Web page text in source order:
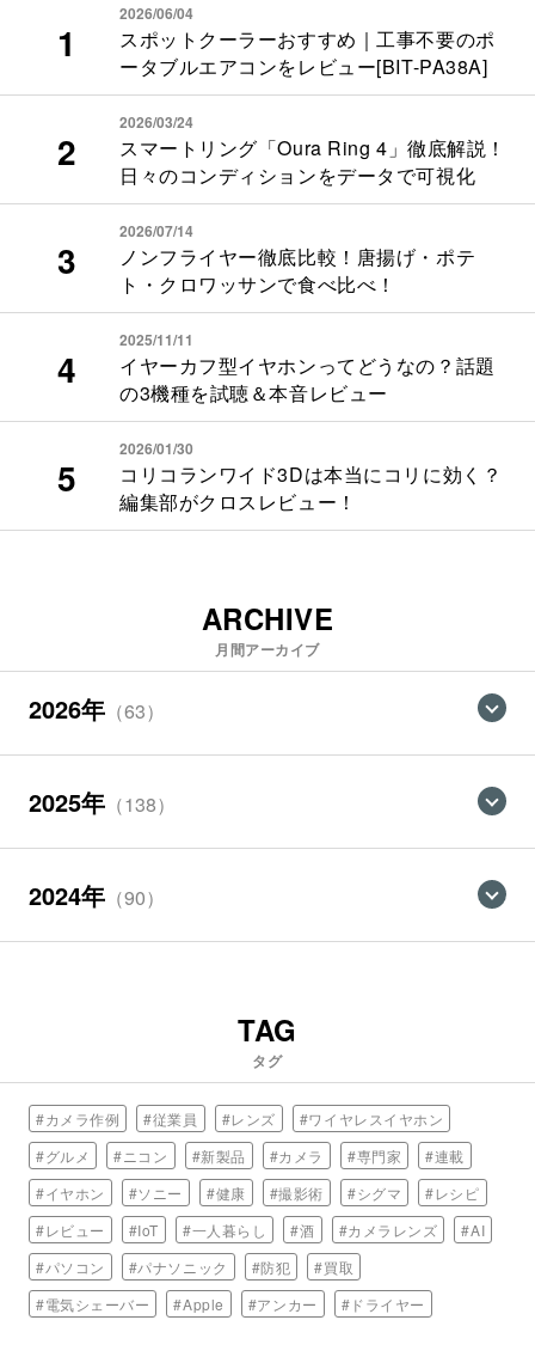
2026/06/04
スポットクーラーおすすめ｜工事不要のポ
ータブルエアコンをレビュー[BIT-PA38A]
2026/03/24
スマートリング「Oura Ring 4」徹底解説！
日々のコンディションをデータで可視化
2026/07/14
ノンフライヤー徹底比較！唐揚げ・ポテ
ト・クロワッサンで食べ比べ！
2025/11/11
イヤーカフ型イヤホンってどうなの？話題
の3機種を試聴＆本音レビュー
2026/01/30
コリコランワイド3Dは本当にコリに効く？
編集部がクロスレビュー！
ARCHIVE
月間アーカイブ
2026年 （63）
2025年 （138）
2024年 （90）
TAG
タグ
#カメラ作例 #従業員 #レンズ
#ワイヤレスイヤホン
#グルメ
#ニコン #新製品 #カメラ #専門家
#連載
#イヤホン
#ソニー #健康 #撮影術 #シグマ
#レシピ
#レビュー
#IoT #一人暮らし #酒 #カメラレンズ
#AI
#パソコン
#パナソニック #防犯
#買取
#電気シェーバー
#Apple #アンカー #ドライヤー